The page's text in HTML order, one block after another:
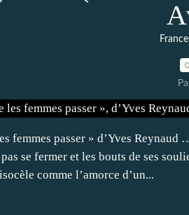
femmes passer » d’Yves
se fermer et les bouts de ses
comme l’amorce d’un...